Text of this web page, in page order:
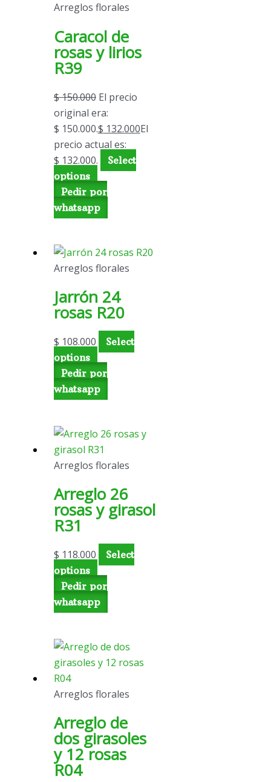
Arreglos florales
Caracol de
rosas y lirios
R39
$150.000 El precio
original era:
$ 150.000.$ 132.000El
precio actual es:
$ 132.000.
Select
options
Pedir por
whatsapp
Arreglos florales
Jarrón 24
rosas R20
$ 108.000
Select
options
Pedir por
whatsapp
Arreglos florales
Arreglo 26
rosas y girasol
R31
$ 118.000
Select
options
Pedir por
whatsapp
Arreglos florales
Arreglo de
dos girasoles
y 12 rosas
R04